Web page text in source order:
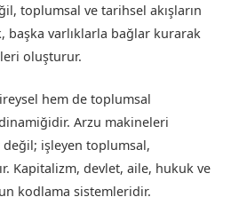
toplumsal ve tarihsel akışların
başka varlıklarla bağlar kurarak
oluşturur.
hem de toplumsal
Arzu makineleri
değil; işleyen toplumsal,
Kapitalizm, devlet, aile, hukuk ve
kodlama sistemleridir.